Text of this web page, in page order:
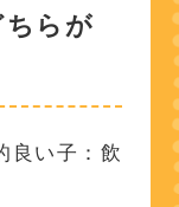
ちらが
良い子：飲